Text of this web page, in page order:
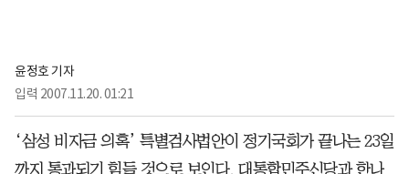
윤정호 기자
입력 2007.11.20. 01:21
‘삼성 비자금 의혹’ 특별검사법안이 정기국회가 끝나는 23일
까지 통과되기 힘들 것으로 보인다. 대통합민주신당과 한나